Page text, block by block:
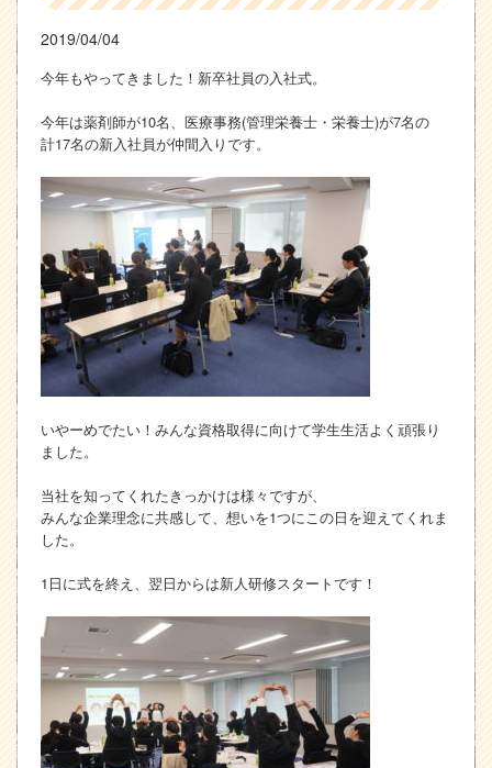
2019/04/04
今年もやってきました！新卒社員の入社式。
今年は薬剤師が10名、医療事務(管理栄養士・栄養士)が7名の
計17名の新入社員が仲間入りです。
いやーめでたい！みんな資格取得に向けて学生生活よく頑張り
ました。
当社を知ってくれたきっかけは様々ですが、
みんな企業理念に共感して、想いを1つにこの日を迎えてくれま
した。
1日に式を終え、翌日からは新人研修スタートです！